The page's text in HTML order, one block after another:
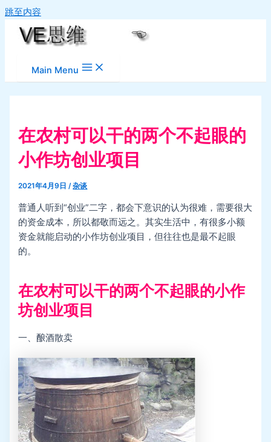
跳至内容
Main Menu
在农村可以干的两个不起眼的
小作坊创业项目
2021年4月9日/杂谈
普通人听到“创业”二字，都会下意识的认为很难，需要很大
的资金成本，所以都敬而远之。其实生活中，有很多小额
资金就能启动的小作坊创业项目，但往往也是最不起眼
的。
在农村可以干的两个不起眼的小作
坊创业项目
一、酿酒散卖